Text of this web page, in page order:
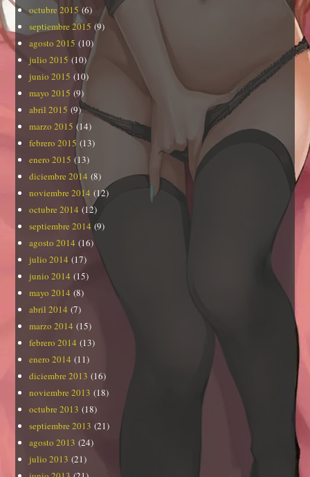
octubre 2015 (6)
septiembre 2015 (9)
agosto 2015 (10)
julio 2015 (10)
junio 2015 (10)
mayo 2015 (9)
abril 2015 (9)
marzo 2015 (14)
febrero 2015 (13)
enero 2015 (13)
diciembre 2014 (8)
noviembre 2014 (12)
octubre 2014 (12)
septiembre 2014 (9)
agosto 2014 (16)
julio 2014 (17)
junio 2014 (15)
mayo 2014 (8)
abril 2014 (7)
marzo 2014 (15)
febrero 2014 (13)
enero 2014 (11)
diciembre 2013 (16)
noviembre 2013 (18)
octubre 2013 (18)
septiembre 2013 (21)
agosto 2013 (24)
julio 2013 (21)